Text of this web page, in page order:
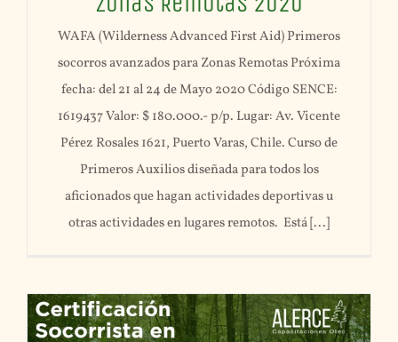
WAFA (Wilderness Advanced First Aid) Primeros
socorros avanzados para Zonas Remotas Próxima
fecha: del 21 al 24 de Mayo 2020 Código SENCE:
1619437 Valor: $ 180.000.- p/p. Lugar: Av. Vicente
Pérez Rosales 1621, Puerto Varas, Chile. Curso de
Primeros Auxilios diseñada para todos los
aficionados que hagan actividades deportivas u
otras actividades en lugares remotos. Está [...]